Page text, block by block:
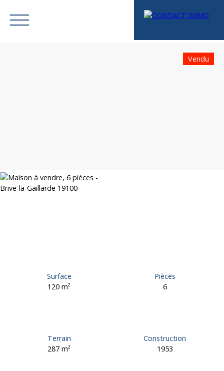
Mes favoris Espace vendeur
Vendu
Surface
120m²
Pièces
6
Terrain
287m²
Construction
1953